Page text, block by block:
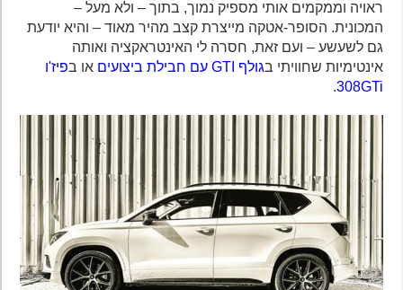
ראויה וממקמים אותי מספיק נמוך, בתוך – ולא מעל –
המכונית. הסופר-אטקה מייצרת קצב מהיר מאוד – והיא יודעת
גם לשעשע – ועם זאת, חסרה לי האינטראקציה ואותה
אינטימיות שחוויתי בגולף GTI עם חבילת ביצועים או בפיז'ו
308GTi
.